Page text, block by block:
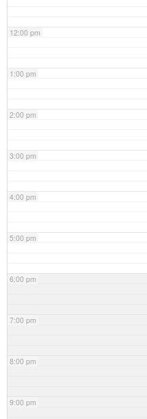
12:00 pm
1:00 pm
2:00 pm
3:00 pm
4:00 pm
5:00 pm
6:00 pm
7:00 pm
8:00 pm
9:00 pm